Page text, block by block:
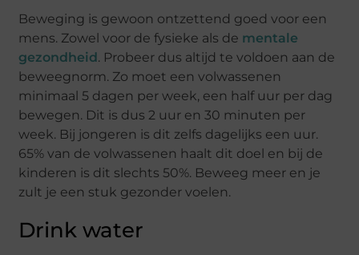
Beweging is gewoon ontzettend goed voor een
mens. Zowel voor de fysieke als de mentale
gezondheid. Probeer dus altijd te voldoen aan de
beweegnorm. Zo moet een volwassenen
minimaal 5 dagen per week, een half uur per dag
bewegen. Dit is dus 2 uur en 30 minuten per
week. Bij jongeren is dit zelfs dagelijks een uur.
65% van de volwassenen haalt dit doel en bij de
kinderen is dit slechts 50%. Beweeg meer en je
zult je een stuk gezonder voelen.
Drink water